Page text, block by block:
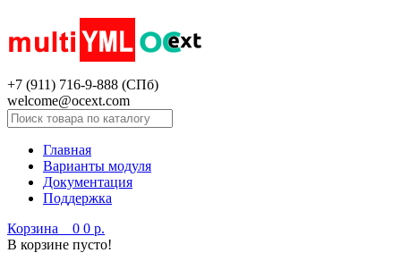
+7 (911) 716-9-888 (СПб)
welcome@ocext.com
Главная
Варианты модуля
Документация
Поддержка
Корзина
0 0 р.
В корзине пусто!